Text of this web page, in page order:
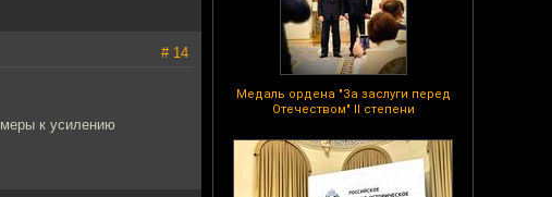
Медаль ордена "За заслуги перед
Отечеством" II степени
# 14
к усилению